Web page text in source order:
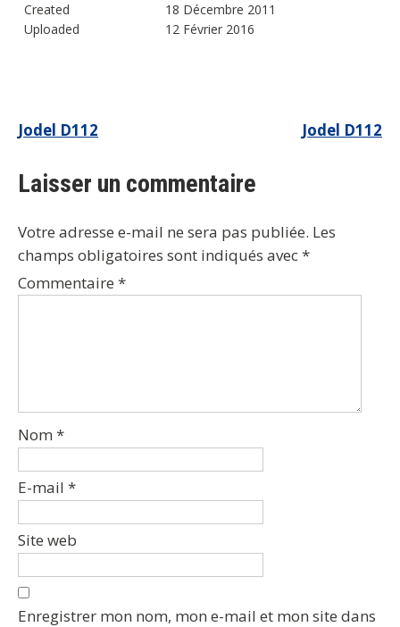
Created
18 Décembre 2011
Uploaded
12 Février 2016
Navigation
l’article
Jodel D112 Jodel D112
Laisser un commentaire
Votre adresse e-mail ne sera pas publiée. Les
champs obligatoires sont indiqués avec*
Commentaire *
Nom *
E-mail *
Site web
Enregistrer mon nom, mon e-mail et mon site dans